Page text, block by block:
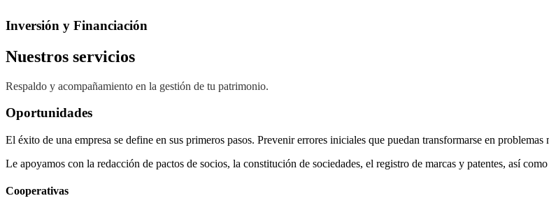
Inversión y Financiación
Nuestros servicios
Respaldo y acompañamiento en la gestión de tu patrimonio.
Oportunidades
El éxito de una empresa se define en sus primeros pasos. Prevenir errores iniciales que puedan transformarse en
Le apoyamos con la redacción de pactos de socios, la constitución de sociedades, el registro de marcas y patentes, así
Cooperativas